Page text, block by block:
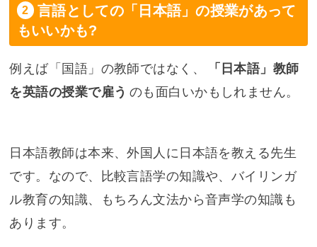
言語としての「日本語」の授業があって
もいいかも?
例えば「国語」の教師ではなく、
「日本語」教師
を英語の授業で雇う のも面白いかもしれません。
日本語教師は本来、外国人に日本語を教える先生
です。なので、比較言語学の知識や、バイリンガ
ル教育の知識、もちろん文法から音声学の知識も
あります。